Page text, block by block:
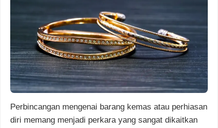
Perbincangan mengenai barang kemas atau perhiasan
diri memang menjadi perkara yang sangat dikaitkan